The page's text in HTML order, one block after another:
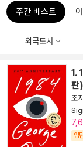
주간 베스트
외국도서
1.
판)
조
양